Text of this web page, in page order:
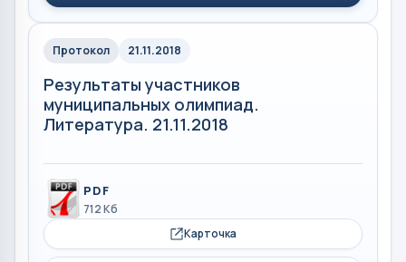
Протокол 21.11.2018
Результаты участников
муниципальных олимпиад.
Литература. 21.11.2018
PDF
712 Кб
Карточка